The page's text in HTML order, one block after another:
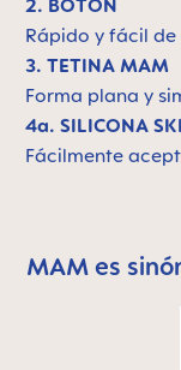
2. BOTÓN
Rápido y fácil
3. TETINA MAM
Forma plana y
4a. SILICONA
Fácilmente
Skip MAM
MAM es